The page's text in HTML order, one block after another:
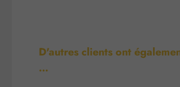
Ignorer la galerie de produits
D'autres clients ont
…